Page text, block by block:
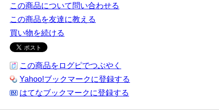
この商品について問い合わせる
この商品を友達に教える
買い物を続ける
この商品をログピでつぶやく
Yahoo!ブックマークに登録する
はてなブックマークに登録する